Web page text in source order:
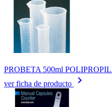
PROBETA 500ml
ver ficha de producto
keyboard_arrow_right